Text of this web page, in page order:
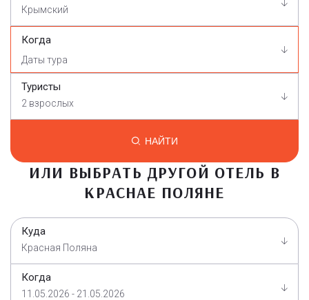
Крымский
Когда
Туристы
2 взрослых
НАЙТИ
ИЛИ ВЫБРАТЬ ДРУГОЙ ОТЕЛЬ В
КРАСНАЕ ПОЛЯНЕ
Куда
Красная Поляна
Когда
11.05.2026 - 21.05.2026